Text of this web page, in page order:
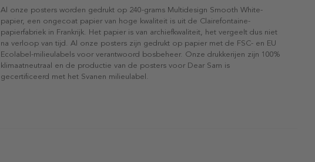
Al onze posters worden gedrukt op 240-grams Multidesign Smooth White-
papier, een ongecoat papier van hoge kwaliteit is uit de Clairefontaine-
papierfabriek in Frankrijk. Het papier is van archiefkwaliteit, het vergeelt dus niet
na verloop van tijd. Al onze posters zijn gedrukt op papier met de FSC- en EU
Ecolabel-milieulabels voor verantwoord bosbeheer. Onze drukkerijen zijn 100%
klimaatneutraal en de productie van de posters voor Dear Sam is
gecertificeerd met het Svanen milieulabel.